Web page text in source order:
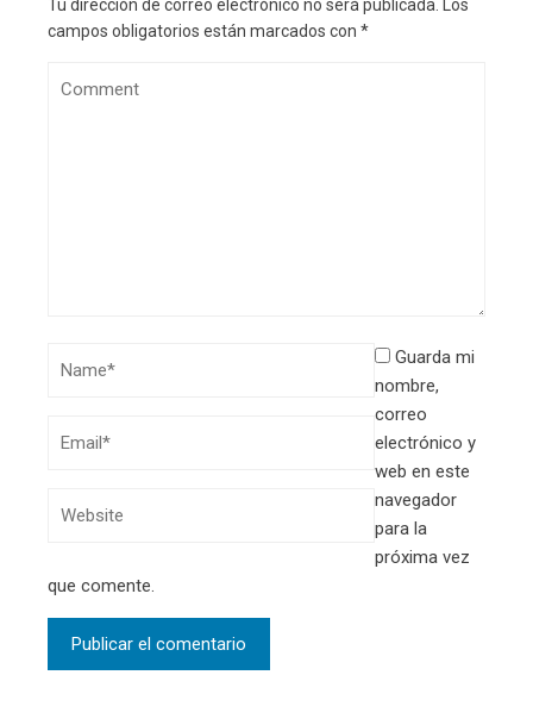
Tu dirección de correo electrónico no será publicada.
Los
campos obligatorios están marcados con *
Guarda mi
nombre,
correo
electrónico y
web en este
navegador
para la
próxima vez
que comente.